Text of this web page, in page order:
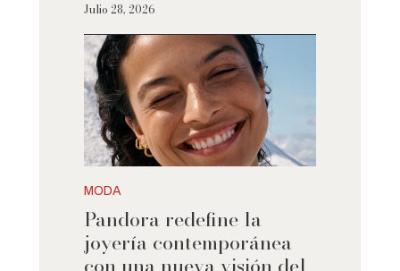
Julio 28, 2026
MODA
Pandora redefine la
joyería contemporánea